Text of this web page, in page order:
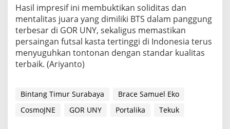
​Hasil impresif ini membuktikan soliditas dan
mentalitas juara yang dimiliki BTS dalam panggung
terbesar di GOR UNY, sekaligus memastikan
persaingan futsal kasta tertinggi di Indonesia terus
menyuguhkan tontonan dengan standar kualitas
terbaik. (Ariyanto)
Bintang Timur Surabaya
Brace Samuel Eko
CosmoJNE
GOR UNY Portalika Tekuk